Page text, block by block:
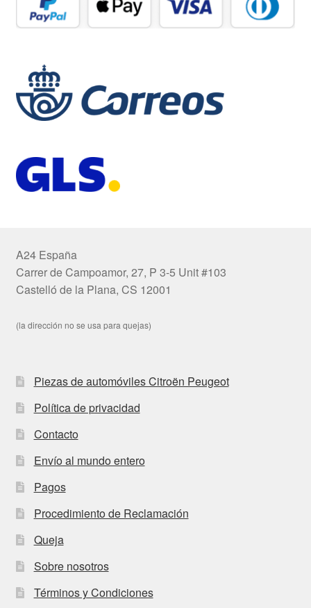
A24 España
Carrer de Campoamor, 27, P 3-5 Unit #103
Castelló de la Plana, CS 12001
(la dirección no se usa para quejas)
Piezas de automóviles Citroën Peugeot
Política de privacidad
Contacto
Envío al mundo entero
Pagos
Procedimiento de Reclamación
Queja
Sobre nosotros
Términos y Condiciones